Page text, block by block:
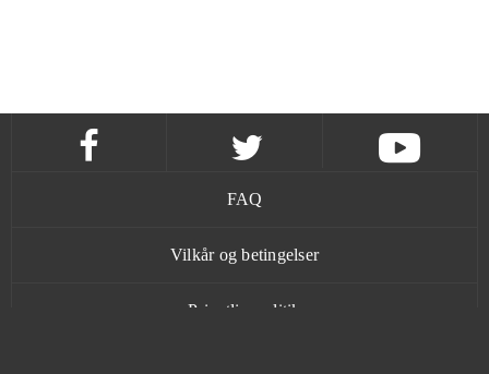
FAQ
Vilkår og betingelser
Privatlivspolitik